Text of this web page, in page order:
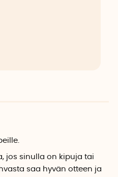
jos sinulla on kipuja tai
saa hyvän otteen ja